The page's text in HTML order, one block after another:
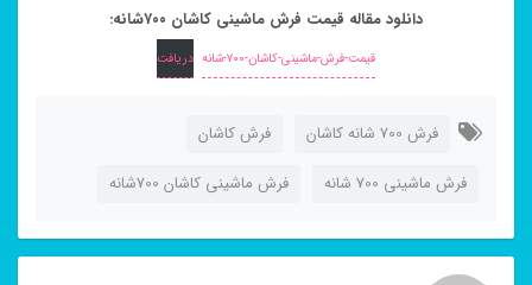
دانلود مقاله قیمت فرش ماشینی کاشان ۷۰۰شانه:
قیمت-فرش-ماشینی-کاشان-۷۰۰-شانه دریافت
فرش 700 شانه کاشان
فرش کاشان
فرش ماشینی 700 شانه
فرش ماشینی کاشان 700شانه